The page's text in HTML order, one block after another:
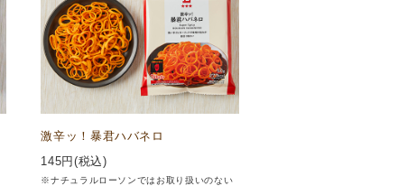
激辛ッ！暴君ハバネロ
145円(税込)
※ナチュラルローソンではお取り扱いのない